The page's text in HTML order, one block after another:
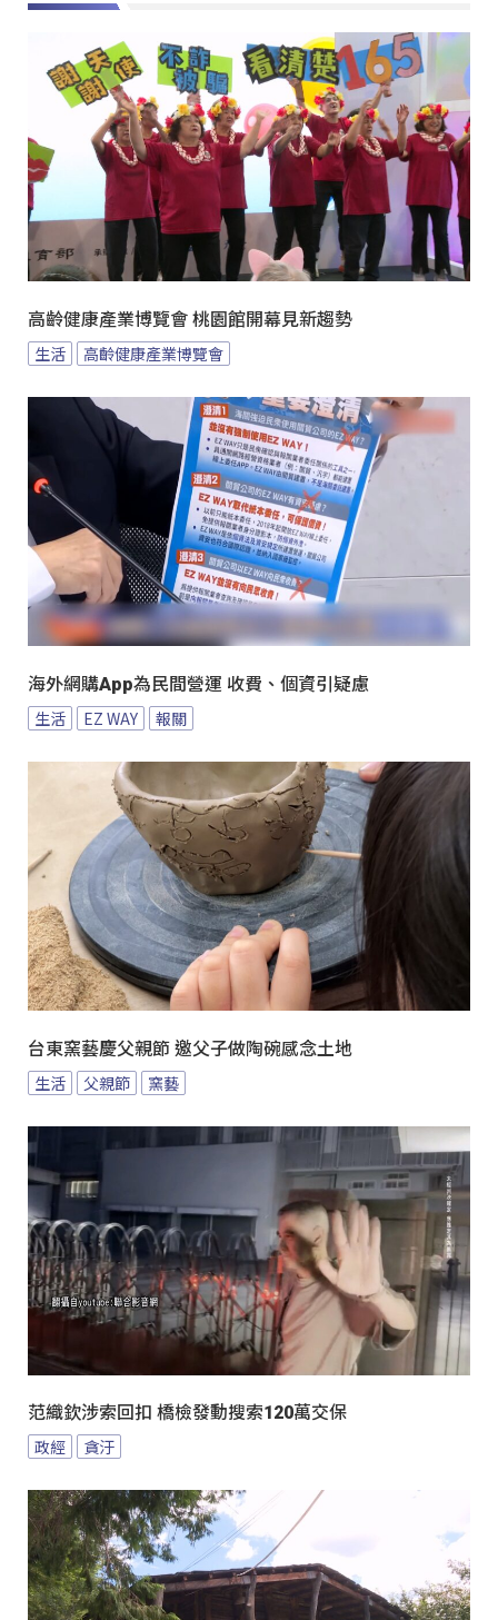
高齡健康產業博覽會 桃園館開幕見新趨勢
生活 高齡健康產業博覽會
海外網購App為民間營運 收費、個資引疑慮
生活 EZ WAY 報關
台東窯藝慶父親節 邀父子做陶碗感念土地
生活 父親節 窯藝
范織欽涉索回扣 橋檢發動搜索120萬交保
政經 貪汙